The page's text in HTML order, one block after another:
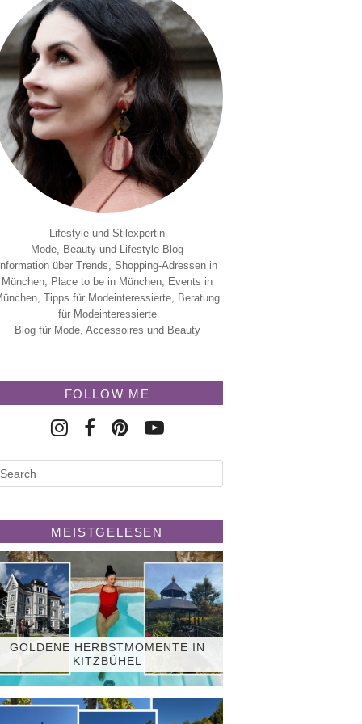
Lifestyle und Stilexpertin
Mode, Beauty und Lifestyle Blog
über Trends, Shopping-Adressen in
München, Place to be in München, Events in
Tipps für Modeinteressierte, Beratung
für Modeinteressierte
Blog für Mode, Accessoires und Beauty
FOLLOW ME
MEISTGELESEN
GOLDENE HERBSTMOMENTE IN
KITZBÜHEL